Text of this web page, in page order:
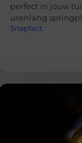
perfect in jouw
urenlang
Snapfact